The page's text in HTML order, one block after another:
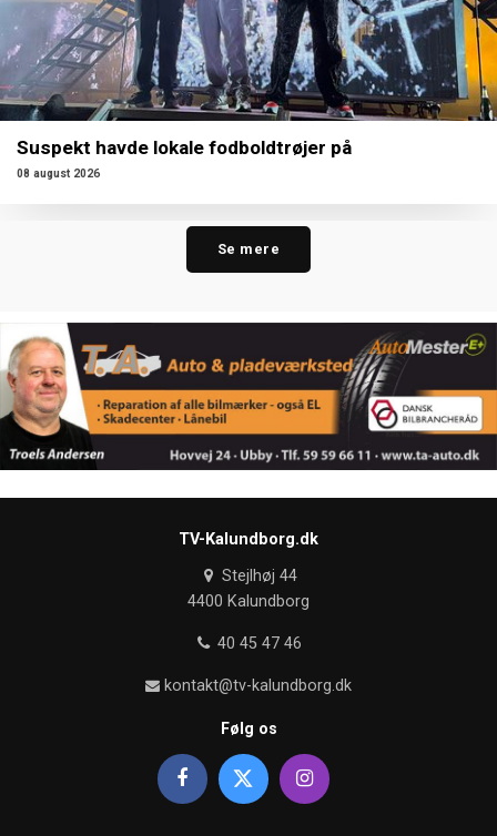
Suspekt havde lokale fodboldtrøjer på
08 august 2026
Se mere
TV-Kalundborg.dk
Stejlhøj 44
4400 Kalundborg
40 45 47 46
kontakt@tv-kalundborg.dk
Følg os